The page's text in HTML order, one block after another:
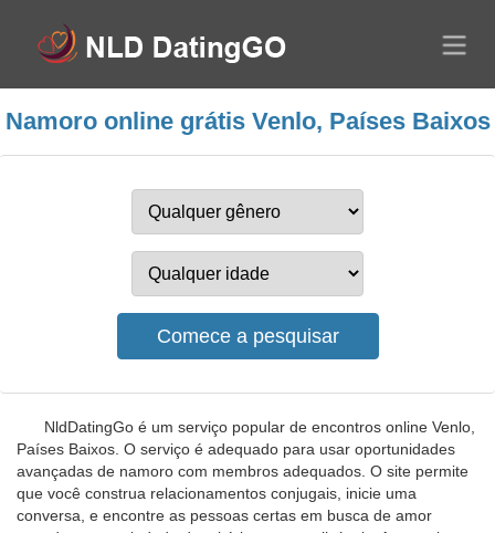
Namoro online grátis Venlo, Países Baixos
NldDatingGo é um serviço popular de encontros online Venlo,
Países Baixos. O serviço é adequado para usar oportunidades
avançadas de namoro com membros adequados. O site permite
que você construa relacionamentos conjugais, inicie uma
conversa, e encontre as pessoas certas em busca de amor